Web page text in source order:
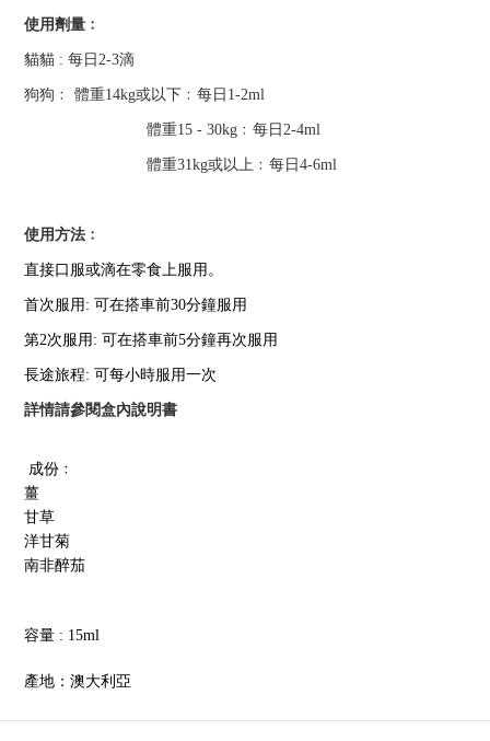
使用劑量﹕
貓貓 : 每日 2-3滴
狗狗﹕ 體重14kg或以下﹕每日 1-2ml
體重15 - 30kg ﹕每日 2-4ml
體重31kg或以上﹕每日 4-6ml
使用方法﹕
直接口服或滴在零食上服用。
首次服用 : 可在搭車前30分鐘服用
第2次服用 : 可在搭車前5分鐘再次服用
長途旅程: 可每小時服用一次
詳情請參閱盒內說明書
成份﹕
薑
甘草
洋甘菊
南非醉茄
容量 : 15ml
產地：澳大利亞